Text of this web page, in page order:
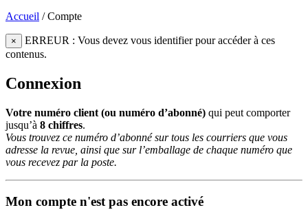
Accueil /Compte
×
ERREUR : Vous devez vous identifier pour accéder à ces
contenus.
Connexion
Votre numéro client (ou numéro d’abonné) qui peut comporter
jusqu’à 8 chiffres.
Vous trouvez ce numéro d’abonné sur tous les courriers que vous
adresse la revue, ainsi que sur l’emballage de chaque numéro que
vous recevez par la poste.
Mon compte n'est pas encore activé